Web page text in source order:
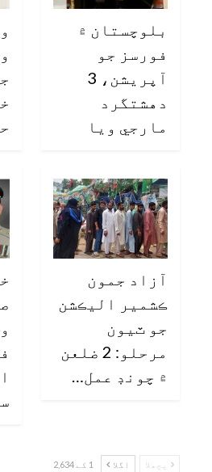
بلوچستان ۾
فورسز جو
آپريشن، 3
دهشتگرد
مارجي ويا
آزاد جمون
ڪشمير اليڪشن
جو ٽيون
مرحلو: 2 ضلعن
۾ چونڊ عمل…
پچھلا اگلا 1 کے 2,634